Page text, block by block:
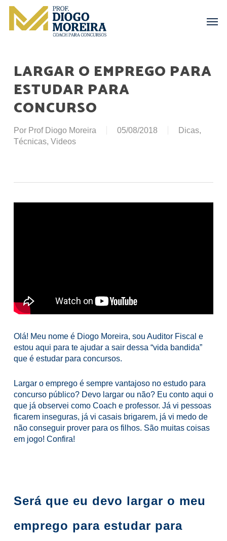
Skip
main
LARGAR O EMPREGO PARA
ESTUDAR PARA
CONCURSO
Por Prof Diogo Moreira 05/08/2018 Dicas,
Técnicas, Videos
Olá! Meu nome é Diogo Moreira, sou Auditor Fiscal e
estou aqui para te ajudar a sair dessa “vida bandida”
que é estudar para concursos.
Largar o emprego é sempre vantajoso no estudo para
concurso público? Devo largar ou não? Eu conto aqui o
que já observei como Coach e professor. Já vi pessoas
ficarem inseguras, já vi casais brigarem, já vi medo de
não conseguir prover para os filhos. São muitas coisas
em jogo! Confira!
Será que eu devo largar o meu
emprego para estudar para